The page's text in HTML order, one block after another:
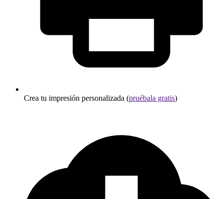
Crea tu impresión personalizada (pruébala gratis)